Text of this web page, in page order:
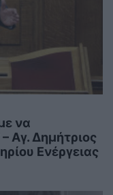
να
Αγ. Δημήτριος
Ενέργειας